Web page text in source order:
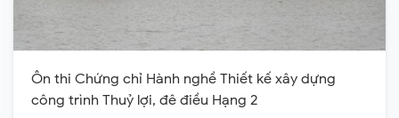
Ôn thi Chứng chỉ Hành nghề Thiết kế xây dựng
công trình Thuỷ lợi, đê điều Hạng 2